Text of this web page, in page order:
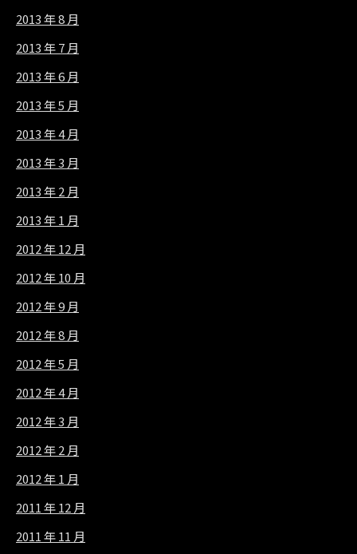
2013 年 8 月
2013 年 7 月
2013 年 6 月
2013 年 5 月
2013 年 4 月
2013 年 3 月
2013 年 2 月
2013 年 1 月
2012 年 12 月
2012 年 10 月
2012 年 9 月
2012 年 8 月
2012 年 5 月
2012 年 4 月
2012 年 3 月
2012 年 2 月
2012 年 1 月
2011 年 12 月
2011 年 11 月